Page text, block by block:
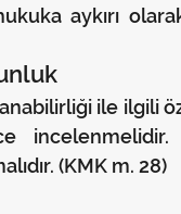
aykırı
ile ilgili
(KMK m. 28)